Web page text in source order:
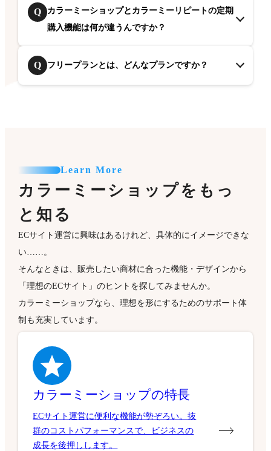
Q
カラーミーショップとカラーミーリピートの定期
購入機能は何が違うんですか？
Q フリープランとは、どんなプランですか？
Learn More
カラーミーショップをもっ
と知る
ECサイト運営に興味はあるけれど、具体的にイメージできな
い……。
そんなときは、販売したい商材に合った機能・デザインから
「理想のECサイト」のヒントを探してみませんか。
カラーミーショップなら、理想を形にするためのサポート体
制も充実しています。
カラーミーショップの特長
ECサイト運営に便利な機能が勢ぞろい。抜
群のコストパフォーマンスで、ビジネスの
成長を後押しします。